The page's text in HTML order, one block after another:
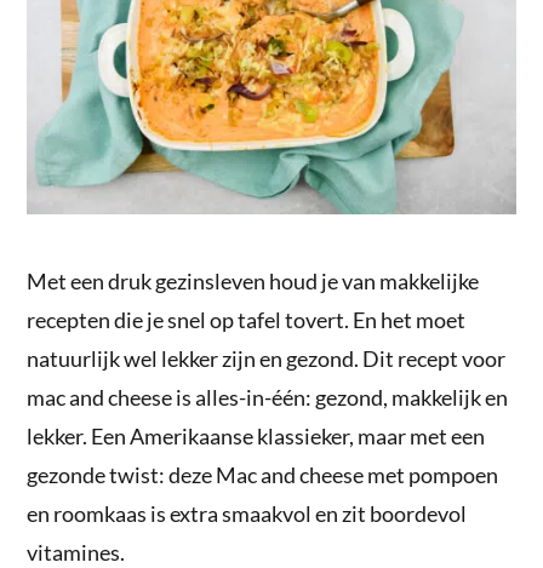
Met een druk gezinsleven houd je van makkelijke
recepten die je snel op tafel tovert. En het moet
natuurlijk wel lekker zijn en gezond. Dit recept voor
mac and cheese is alles-in-één: gezond, makkelijk en
lekker. Een Amerikaanse klassieker, maar met een
gezonde twist: deze Mac and cheese met pompoen
en roomkaas is extra smaakvol en zit boordevol
vitamines.